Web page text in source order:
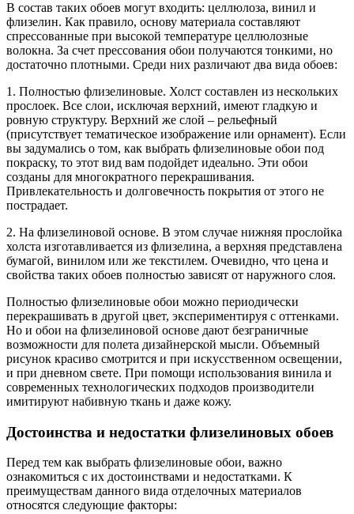
В состав таких обоев могут входить: целлюлоза, винил и
флизелин. Как правило, основу материала составляют
спрессованные при высокой температуре целлюлозные
волокна. За счет прессования обои получаются тонкими, но
достаточно плотными. Среди них различают два вида обоев:
1. Полностью флизелиновые. Холст составлен из нескольких
прослоек. Все слои, исключая верхний, имеют гладкую и
ровную структуру. Верхний же слой – рельефный
(присутствует тематическое изображение или орнамент). Если
вы задумались о том, как выбрать флизелиновые обои под
покраску, то этот вид вам подойдет идеально. Эти обои
созданы для многократного перекрашивания.
Привлекательность и долговечность покрытия от этого не
пострадает.
2. На флизелиновой основе. В этом случае нижняя прослойка
холста изготавливается из флизелина, а верхняя представлена
бумагой, винилом или же текстилем. Очевидно, что цена и
свойства таких обоев полностью зависят от наружного слоя.
Полностью флизелиновые обои можно периодически
перекрашивать в другой цвет, экспериментируя с оттенками.
Но и обои на флизелиновой основе дают безграничные
возможности для полета дизайнерской мысли. Объемный
рисунок красиво смотрится и при искусственном освещении,
и при дневном свете. При помощи использования винила и
современных технологических подходов производители
имитируют набивную ткань и даже кожу.
Достоинства и недостатки флизелиновых обоев
Перед тем как выбрать флизелиновые обои, важно
ознакомиться с их достоинствами и недостатками. К
преимуществам данного вида отделочных материалов
относятся следующие факторы: